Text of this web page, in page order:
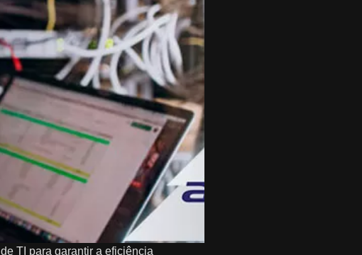
TI para garantir a eficiência